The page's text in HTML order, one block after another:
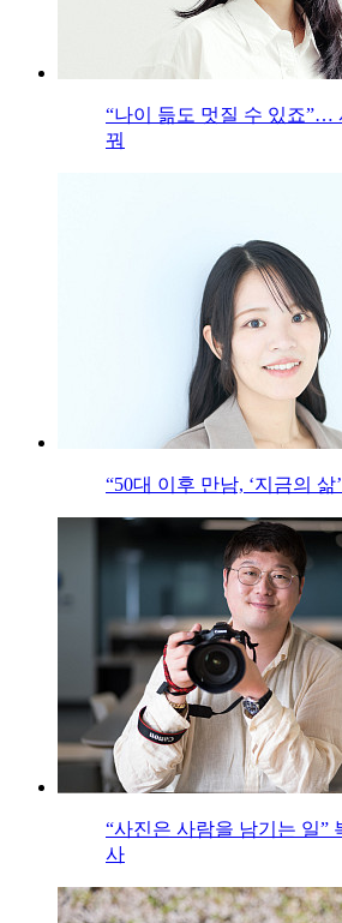
“나이 듦도 멋질 수 있죠”…
꿔
“50대 이후 만남, ‘지금의
“사진은 사람을 남기는 일”
사